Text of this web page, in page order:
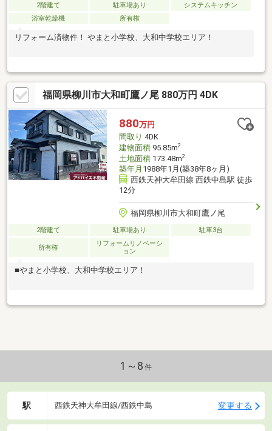
2階建て 駐車場あり
システムキッチン
浴室乾燥機
所有権
リフォーム済物件！ やまと小学校、大和中学校エリア！
福岡県柳川市大和町鷹ノ尾 880万円 4DK
880万円
間取り 4DK
建物面積95.85m2
土地面積173.48m2
築年月 1988年1月(築38年8ヶ月)
西鉄天神大牟田線 西鉄中島駅 徒歩
12分
福岡県柳川市大和町鷹ノ尾
2階建て 駐車場あり 駐車3台
所有権
リフォームリノベーシ
ョン
■やまと小学校、大和中学校エリア！
1～8 件
駅 西鉄天神大牟田線/西鉄中島 変更する